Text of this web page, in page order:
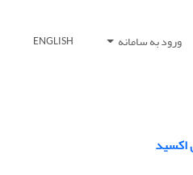
ورود به سامانه ENGLISH
اکسید